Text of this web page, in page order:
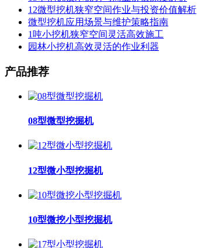
12微型挖机狭窄空间作业与投资价值解析
微型挖机应用场景与维护策略指南
1吨小挖机狭窄空间灵活高效施工
园林小挖机高效灵活的作业利器
产品推荐
08型微型挖掘机
12型微小型挖掘机
10型微挖小型挖掘机